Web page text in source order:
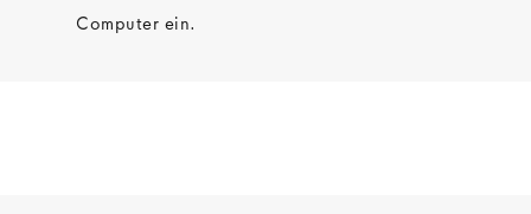
Computer ein.